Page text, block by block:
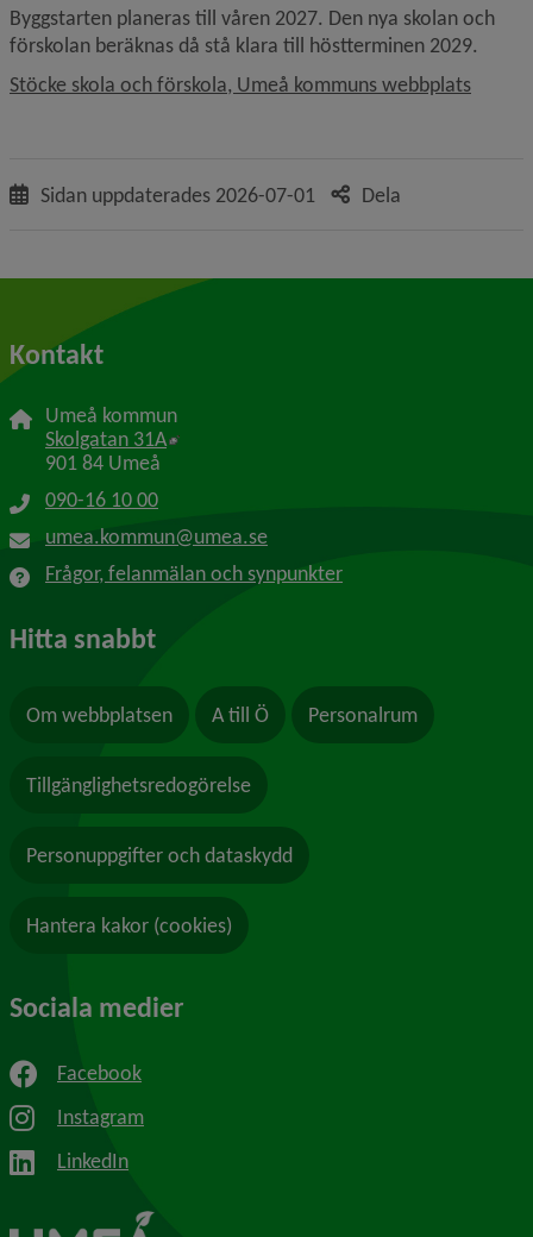
Byggstarten planeras till våren 2027. Den nya skolan och
förskolan beräknas då stå klara till höstterminen 2029.
Stöcke skola och förskola, Umeå kommuns webbplatsLänk
Sidan uppdaterades 2026-07-01 Dela
Kontakt
Umeå kommun
Skolgatan 31A Länk till annan webbplats, öppnas i nytt
901 84 Umeå
090-16 10 00
umea.kommun@umea.se
Frågor, felanmälan och synpunkter
Hitta snabbt
Om webbplatsen A till Ö Personalrum
Tillgänglighetsredogörelse
Personuppgifter och dataskydd
Hantera kakor (cookies)
Sociala medier
Facebook
Instagram
LinkedIn